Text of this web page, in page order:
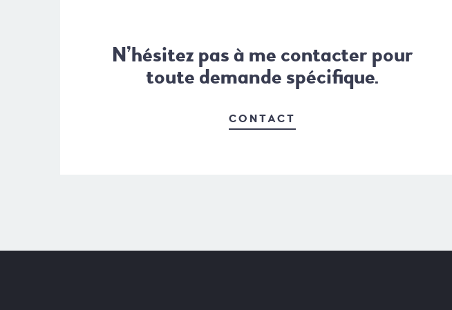
N’hésitez pas à me contacter pour
toute demande spécifique.
CONTACT